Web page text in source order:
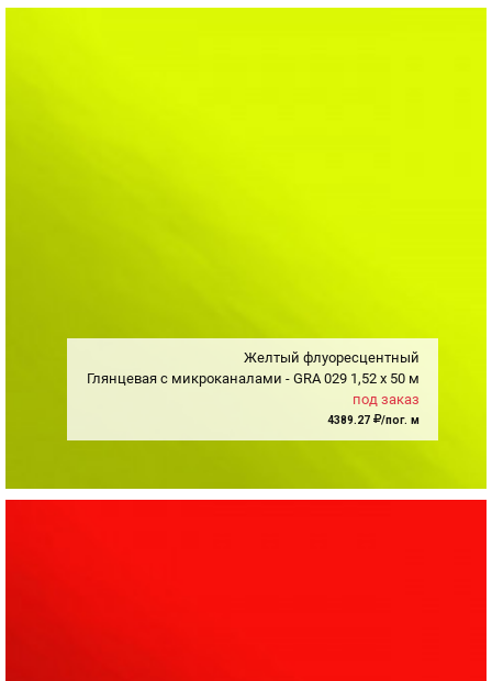
Желтый флуоресцентный
Глянцевая с микроканалами - GRA 029 1,52x 50 м
под заказ
4389.27 /пог. м